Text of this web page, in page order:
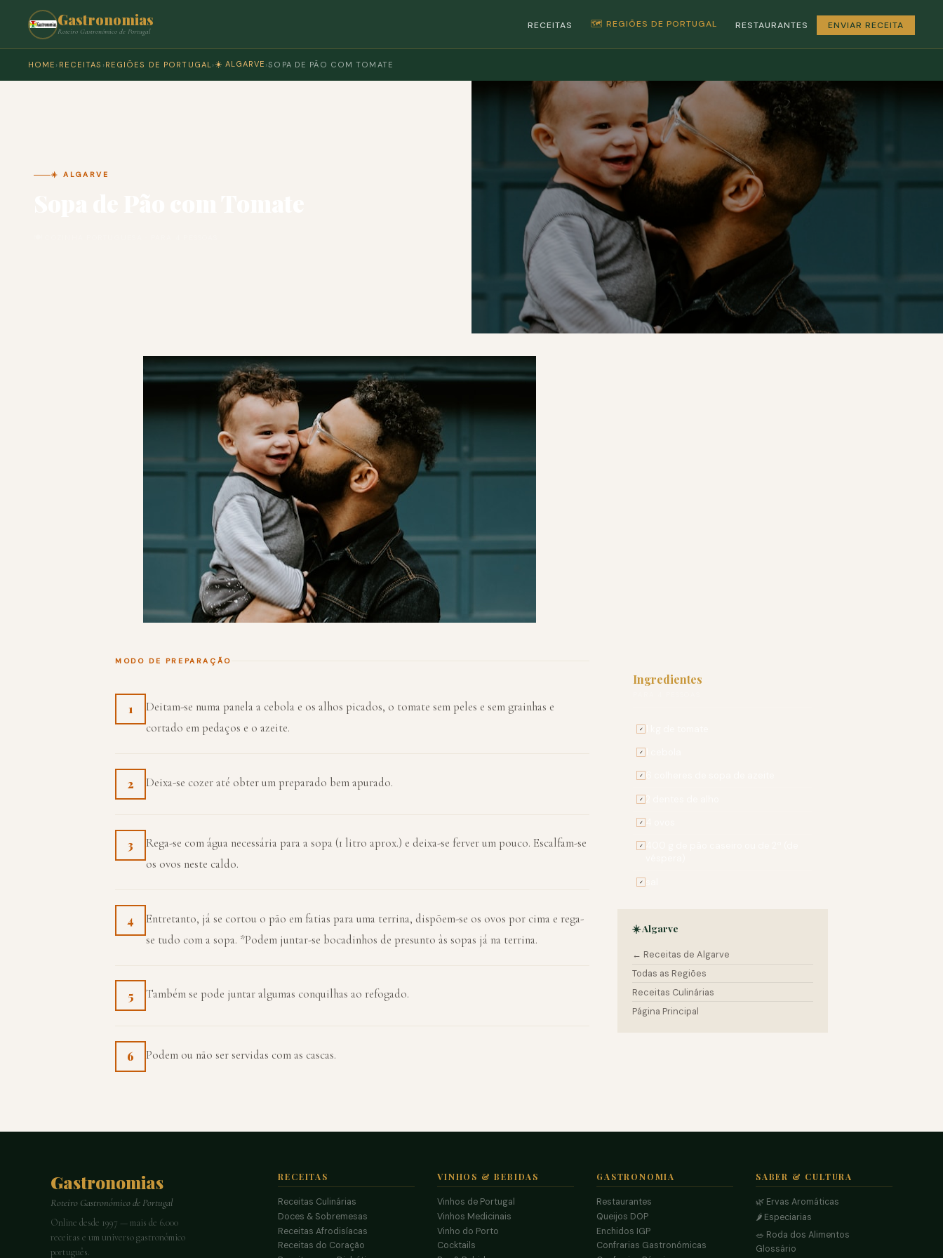
Gastronomias
Roteiro Gastronómico de Portugal
RECEITAS 🗺️ REGIÕES DE PORTUGAL RESTAURANTES ENVIAR RECEITA
HOME › RECEITAS › REGIÕES DE PORTUGAL› ☀️ ALGARVE ›SOPA DE PÃO COM TOMATE
☀️ ALGARVE
MODO DE PREPARAÇÃO
1
Deitam-se numa panela a cebola e os alhos picados, o tomate sem peles e sem grainhas e
cortado em pedaços e o azeite.
2 Deixa-se cozer até obter um preparado bem apurado.
3
Rega-se com água necessária para a sopa (1 litro aprox.) e deixa-se ferver um pouco. Escalfam-se
os ovos neste caldo.
4
Entretanto, já se cortou o pão em fatias para uma terrina, dispõem-se os ovos por cima e rega-
se tudo com a sopa. *Podem juntar-se bocadinhos de presunto às sopas já na terrina.
5 Também se pode juntar algumas conquilhas ao refogado.
6 Podem ou não ser servidas com as cascas.
Ingredientes
✓
✓
✓
✓
✓
✓
✓
☀️ Algarve
← Receitas de Algarve
Todas as Regiões
Receitas Culinárias
Página Principal
Gastronomias
Roteiro Gastronómico de Portugal
Online desde 1997 — mais de 6.000
receitas e um universo gastronómico
português.
RECEITAS
Receitas Culinárias
Doces & Sobremesas
Receitas Afrodisíacas
Receitas do Coração
VINHOS & BEBIDAS
Vinhos de Portugal
Vinhos Medicinais
Vinho do Porto
Cocktails
GASTRONOMIA
Restaurantes
Queijos DOP
Enchidos IGP
Confrarias Gastronómicas
SABER & CULTURA
🌿 Ervas Aromáticas
🌶️ Especiarias
🥗 Roda dos Alimentos
Glossário